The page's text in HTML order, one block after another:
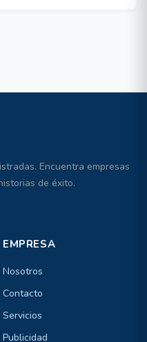
Encuentra empresas
de éxito.
EMPRESA
Nosotros
Contacto
Servicios
Publicidad